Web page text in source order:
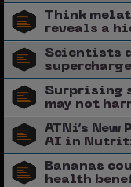
Think
reveals a
Scientists
Surprising
may not
ATNi’s
AI in
Bananas
health